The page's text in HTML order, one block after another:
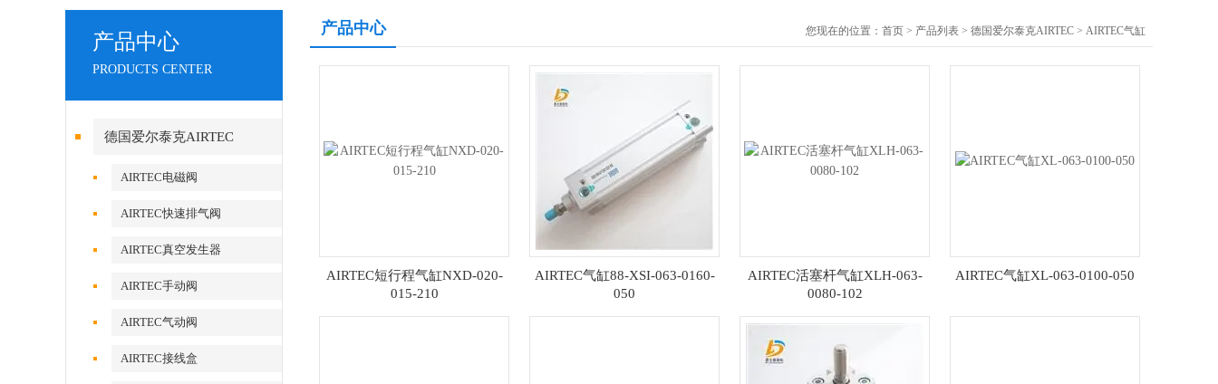
产品中心
PRODUCTS CENTER
德国爱尔泰克AIRTEC
AIRTEC电磁阀
AIRTEC快速排气阀
AIRTEC真空发生器
AIRTEC手动阀
AIRTEC气动阀
AIRTEC接线盒
产品中心 您现在的位置： 首页 > 产品列表 > 德国爱尔泰克AIRTEC > AIRTEC气缸
AIRTEC短行程气缸NXD-020-
015-210
AIRTEC气缸88-XSI-063-0160-
050
AIRTEC活塞杆气缸XLH-063-
0080-102
AIRTEC气缸XL-063-0100-050